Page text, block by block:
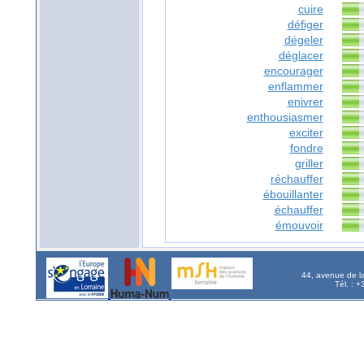
cuire
défiger
dégeler
déglacer
encourager
enflammer
enivrer
enthousiasmer
exciter
fondre
griller
réchauffer
ébouillanter
échauffer
émouvoir
44, avenue de
Tél. :